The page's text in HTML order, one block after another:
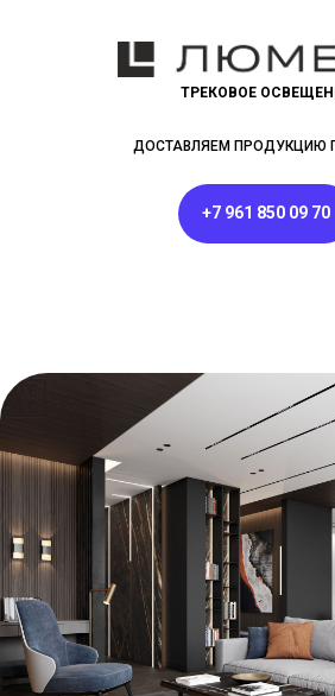
ТРЕКОВОЕ
ДОСТАВЛЯЕМ ПРОДУКЦИЮ
+7 961 850 09 70